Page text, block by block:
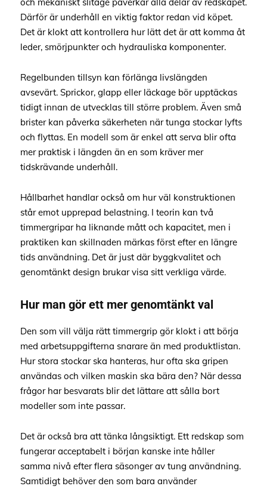
Därför är underhåll en viktig faktor redan vid köpet.
Det är klokt att kontrollera hur lätt det är att komma åt
leder, smörjpunkter och hydrauliska komponenter.
Regelbunden tillsyn kan förlänga livslängden
avsevärt. Sprickor, glapp eller läckage bör upptäckas
tidigt innan de utvecklas till större problem. Även små
brister kan påverka säkerheten när tunga stockar lyfts
och flyttas. En modell som är enkel att serva blir ofta
mer praktisk i längden än en som kräver mer
tidskrävande underhåll.
Hållbarhet handlar också om hur väl konstruktionen
står emot upprepad belastning. I teorin kan två
timmergripar ha liknande mått och kapacitet, men i
praktiken kan skillnaden märkas först efter en längre
tids användning. Det är just där byggkvalitet och
genomtänkt design brukar visa sitt verkliga värde.
Hur man gör ett mer genomtänkt val
Den som vill välja rätt timmergrip gör klokt i att börja
med arbetsuppgifterna snarare än med produktlistan.
Hur stora stockar ska hanteras, hur ofta ska gripen
användas och vilken maskin ska bära den? När dessa
frågor har besvarats blir det lättare att sålla bort
modeller som inte passar.
Det är också bra att tänka långsiktigt. Ett redskap som
fungerar acceptabelt i början kanske inte håller
samma nivå efter flera säsonger av tung användning.
Samtidigt behöver den som bara använder